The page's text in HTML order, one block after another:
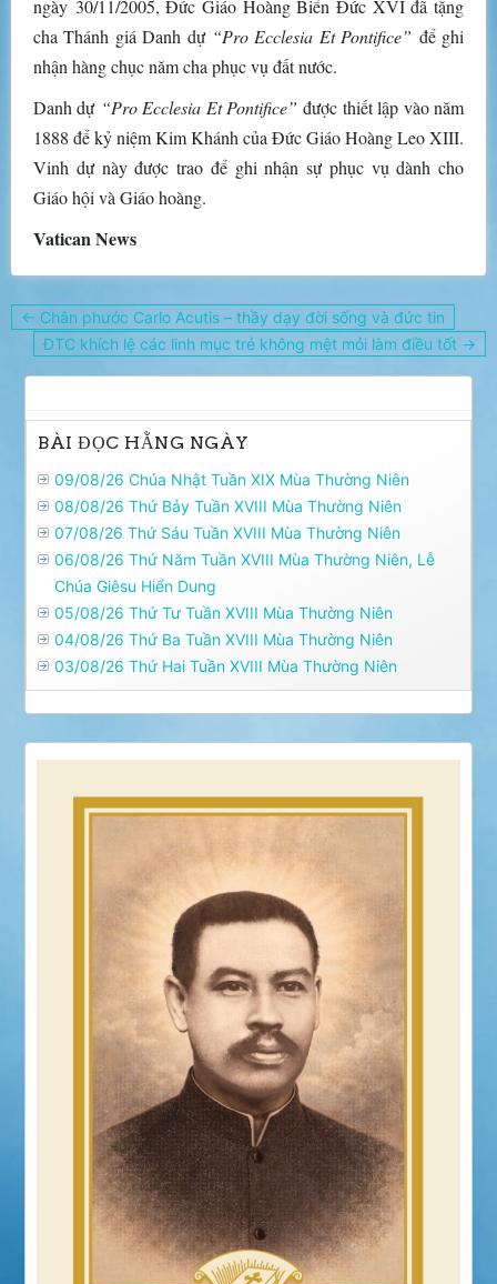
ngày 30/11/2005, Đức Giáo Hoàng Biển Đức XVI đã tặng
cha Thánh giá Danh dự “Pro Ecclesia Et Pontifice” để ghi
nhận hàng chục năm cha phục vụ đất nước.
Danh dự “Pro Ecclesia Et Pontifice” được thiết lập vào năm
1888 để kỷ niệm Kim Khánh của Đức Giáo Hoàng Leo XIII.
Vinh dự này được trao để ghi nhận sự phục vụ dành cho
Giáo hội và Giáo hoàng.
Vatican News
Điều
hướng
bài
viết
← Chân phước Carlo Acutis – thầy dạy đời sống và đức tin
ĐTC khích lệ các linh mục trẻ không mệt mỏi làm điều tốt →
BÀI ĐỌC HẰNG NGÀY
09/08/26 Chúa Nhật Tuần XIX Mùa Thường Niên
08/08/26 Thứ Bảy Tuần XVIII Mùa Thường Niên
07/08/26 Thứ Sáu Tuần XVIII Mùa Thường Niên
06/08/26 Thứ Năm Tuần XVIII Mùa Thường Niên, Lễ
Chúa Giêsu Hiển Dung
05/08/26 Thứ Tư Tuần XVIII Mùa Thường Niên
04/08/26 Thứ Ba Tuần XVIII Mùa Thường Niên
03/08/26 Thứ Hai Tuần XVIII Mùa Thường Niên